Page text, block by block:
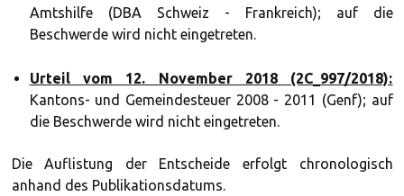
Amtshilfe (DBA Schweiz - Frankreich); auf die
Beschwerde wird nicht eingetreten.
Urteil vom 12. November 2018 (2C_997/2018):
Kantons- und Gemeindesteuer 2008 - 2011 (Genf); auf
die Beschwerde wird nicht eingetreten.
Die Auflistung der Entscheide erfolgt chronologisch
anhand des Publikationsdatums.